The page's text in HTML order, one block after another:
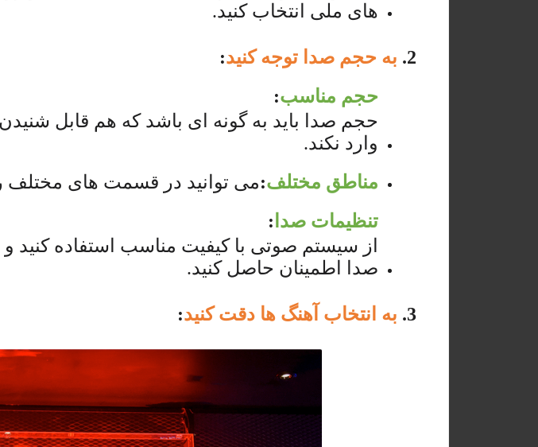
های ملی انتخاب کنید.
2. به حجم صدا توجه کنید:
حجم مناسب:
حجم صدا باید به گونه ای باشد که هم قابل
وارد نکند.
مناطق مختلف:می توانید در قسمت های مختلف
تنظیمات صدا :
از سیستم صوتی با کیفیت مناسب استفاده کنید
صدا اطمینان حاصل کنید.
3. به انتخاب آهنگ ها دقت کنید: